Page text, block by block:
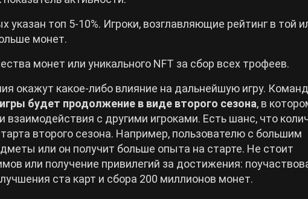
указан топ 5-10%. Игроки, возглавляющие рейтинг в той
монет.
монет или уникального NFT за сбор всех трофеев.
окажут какое-либо влияние на дальнейшую игру.
будет продолжение в виде второго сезона, в
взаимодействия с другими игроками. Есть шанс, что
второго сезона. Например, пользователю с большим
или он получит больше опыта на старте. Не стоит
или получение привилегий за достижения:
ста карт и сбора 200 миллионов монет.